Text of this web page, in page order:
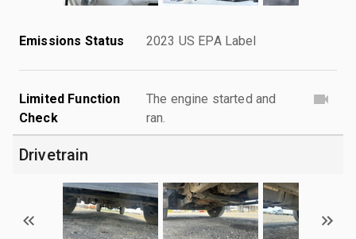
Emissions Status 2023 US EPA Label
Limited Function
Check
The engine started and
ran.
Drivetrain